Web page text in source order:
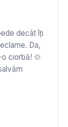
decât îți
Da,
ciorbă! 🍲